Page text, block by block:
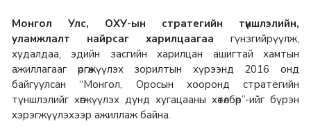
Монгол Улс, ОХУ-ын стратегийн түншлэлийн,
уламжлалт найрсаг харилцаагаа гүнзгийрүүлж,
худалдаа, эдийн засгийн харилцан ашигтай хамтын
ажиллагааг өргөжүүлэх зорилтын хүрээнд 2016 онд
байгуулсан “Монгол, Оросын хооронд стратегийн
түншлэлийг хөгжүүлэх дунд хугацааны хөтөлбөр”-ийг бүрэн
хэрэгжүүлэхээр ажиллаж байна.